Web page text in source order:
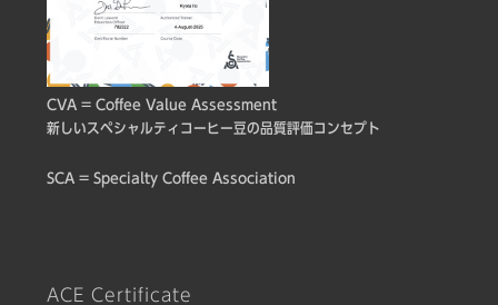
CVA = Coffee Value Assessment
新しいスペシャルティコーヒー豆の品質評価コンセプト
SCA = Specialty Coffee Association
ACE Certificate